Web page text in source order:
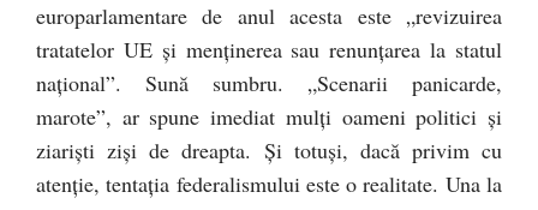
europarlamentare de anul acesta este „revizuirea
tratatelor UE și menținerea sau renunțarea la statul
național”. Sună sumbru. „Scenarii panicarde,
marote”, ar spune imediat mulți oameni politici și
ziariști ziși de dreapta. Și totuși, dacă privim cu
atenție, tentația federalismului este o realitate. Una la